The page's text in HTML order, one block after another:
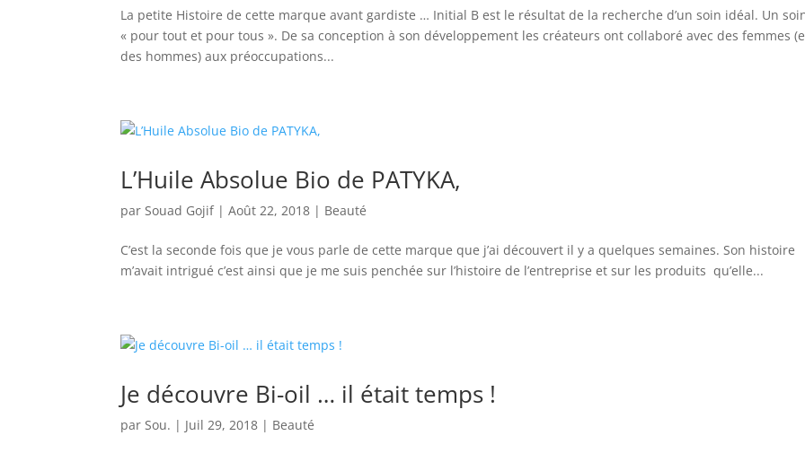
La petite Histoire de cette marque avant gardiste … Initial B est le résultat de la recherche d’un soin idéal. Un
« pour tout et pour tous ». De sa conception à son développement les créateurs ont collaboré avec des femmes
des hommes) aux préoccupations...
L’Huile Absolue Bio de PATYKA,
parSouad Gojif|Août 22, 2018 | Beauté
C’est la seconde fois que je vous parle de cette marque que j’ai découvert il y a quelques semaines. Son histoire
m’avait intrigué c’est ainsi que je me suis penchée sur l’histoire de l’entreprise et sur les produits qu’elle...
Je découvre Bi-oil … il était temps !
parSou. | Juil 29, 2018 | Beauté